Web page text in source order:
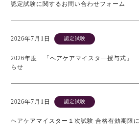
認定試験に関するお問い合わせフォーム
2026年7月1日 認定試験
2026年度 「ヘアケアマイスタ―授与式」
らせ
2026年7月1日 認定試験
ヘアケアマイスター１次試験 合格有効期限